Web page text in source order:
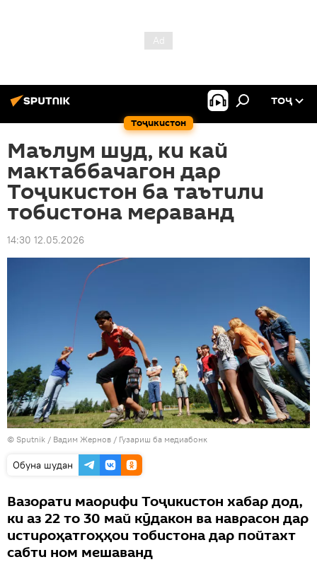
Тоҷикистон
ТОҶ
Маълум шуд, ки кай
мактаббачагон дар
Тоҷикистон ба таътили
тобистона мераванд
14:30 12.05.2026
© Sputnik / Вадим Жернов / Гузариш ба медиабонк
Обуна шудан
Вазорати маорифи Тоҷикистон хабар дод,
ки аз 22 то 30 май кӯдакон ва наврасон дар
истироҳатгоҳҳои тобистона дар пойтахт
сабти ном мешаванд